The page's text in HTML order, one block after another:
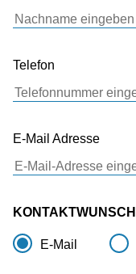
Telefon
E-Mail Adresse
KONTAKTWUNSCH
E-Mail